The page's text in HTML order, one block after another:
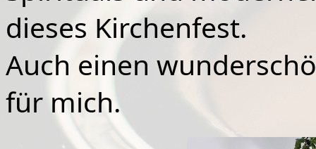
dieses Kirchenfest.
Auch einen
für mich.